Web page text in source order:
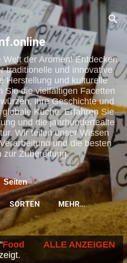
Hauptbereich
Welt der Aromen! Entdecken
traditionelle und innovative
Herstellung und kulturelle
Sie die vielfältigen Facetten
ihre Geschichte und
Küche. Erfahren Sie
und die jahrhundertealte
Wir teilen unser Wissen
und die besten
zur Zubereitung.
Seiten
SORTEN MEHR…
Food
ALLE ANZEIGEN